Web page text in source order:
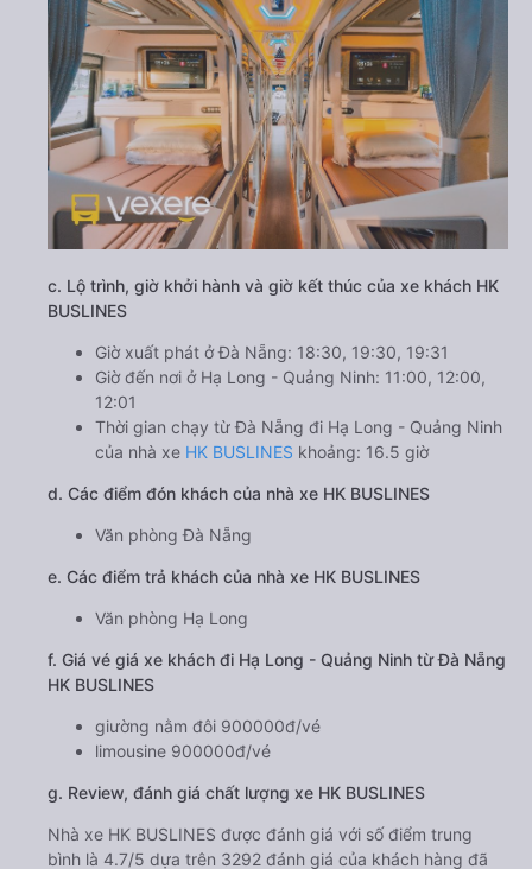
c. Lộ trình, giờ khởi hành và giờ kết thúc của xe khách HK
BUSLINES
Giờ xuất phát ở Đà Nẵng: 18:30, 19:30, 19:31
Giờ đến nơi ở Hạ Long - Quảng Ninh: 11:00, 12:00,
12:01
Thời gian chạy từ Đà Nẵng đi Hạ Long - Quảng Ninh
của nhà xe HK BUSLINES khoảng: 16.5 giờ
d. Các điểm đón khách của nhà xe HK BUSLINES
Văn phòng Đà Nẵng
e. Các điểm trả khách của nhà xe HK BUSLINES
Văn phòng Hạ Long
f. Giá vé giá xe khách đi Hạ Long - Quảng Ninh từ Đà Nẵng
HK BUSLINES
giường nằm đôi 900000đ/vé
limousine 900000đ/vé
g. Review, đánh giá chất lượng xe HK BUSLINES
Nhà xe HK BUSLINES được đánh giá với số điểm trung
bình là 4.7/5 dựa trên 3292 đánh giá của khách hàng đã